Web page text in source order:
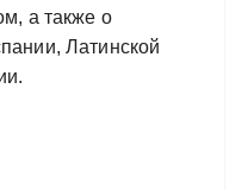
а также о
Латинской